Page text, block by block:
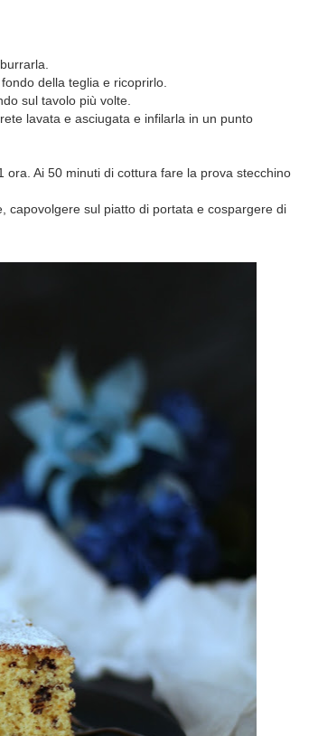
della teglia e ricoprirlo.
sul tavolo più volte.
lavata e asciugata e infilarla in un punto
ora. Ai 50 minuti di cottura fare la prova stecchino
capovolgere sul piatto di portata e cospargere di